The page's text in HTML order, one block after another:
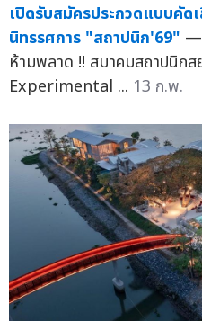
เปิดรับสมัครประกวดแบบคั
นิทรรศการ "สถาปนิก'69" —
ห้ามพลาด !! สมาคมสถาปนิก
Experimental ... 13 ก.พ.